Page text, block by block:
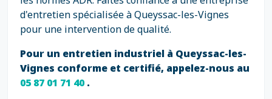
d'entretien spécialisée à Queyssac-les-Vignes
pour une intervention de qualité.
Pour un entretien industriel à Queyssac-les-
Vignes conforme et certifié, appelez-nous au
05 87 01 71 40.